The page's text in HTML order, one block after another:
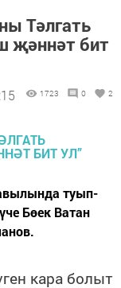
Тәлгать
җәннәт бит
1723 0 2
туып-
Бөек Ватан
кара болыт